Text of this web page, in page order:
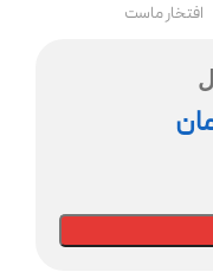
افتخار ماست